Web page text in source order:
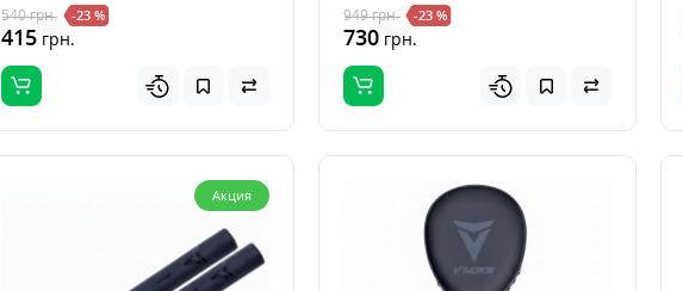
540грн. -23 %
415грн.
949грн. -23 %
730грн.
Акция